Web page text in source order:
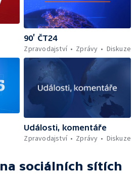
90’ ČT24
Zpravodajství
Zprávy Diskuze
Události, komentáře
Zpravodajství
Zprávy Diskuze
na sociálních sítích